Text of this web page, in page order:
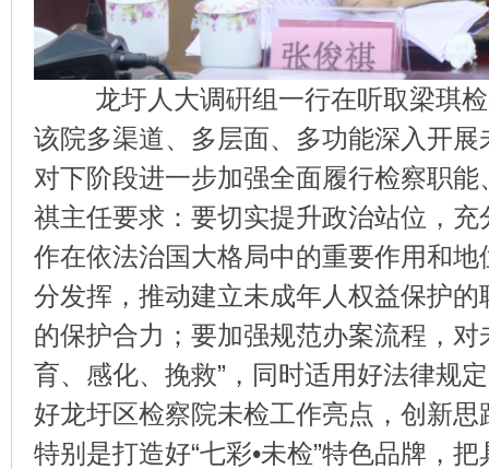
龙圩人大调硏组一行在听取梁琪检
该院多渠道、多层面、多功能深入开
对下阶段进一步加强全面履行检察职
祺主任要求：要切实提升政治站位，
作在依法治国大格局中的重要作用和
分发挥，推动建立未成年人权益保护
的保护合力；要加强规范办案流程，对
育、感化、挽救”，同时适用好法律规
好龙圩区检察院未检工作亮点，创新
特别是打造好“七彩•未检”特色品牌，